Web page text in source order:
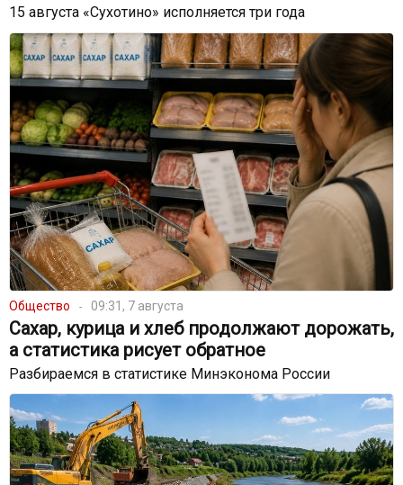
15 августа «Сухотино» исполняется три года
Общество 09:31, 7 августа
Сахар, курица и хлеб продолжают дорожать,
а статистика рисует обратное
Разбираемся в статистике Минэконома России